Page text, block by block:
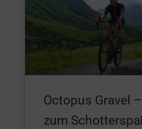
Octopus Gravel
zum